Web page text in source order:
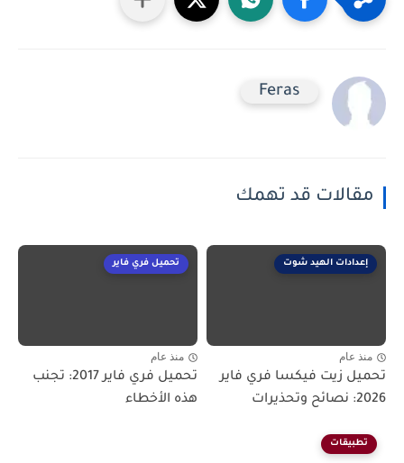
Feras
مقالات قد تهمك
إعدادات الهيد شوت
منذ عام
تحميل زيت فيكسا فري فاير
2026: نصائح وتحذيرات
تحميل فري فاير
منذ عام
تحميل فري فاير 2017: تجنب
هذه الأخطاء
تطبيقات